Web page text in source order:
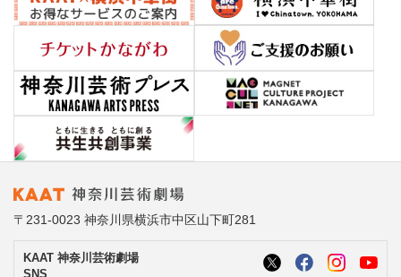
〒231-0023 神奈川県横浜市中区山下町281
KAAT 神奈川芸術劇場
SNS